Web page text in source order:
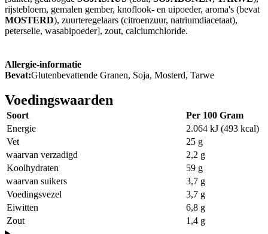
rijstebloem, gemalen gember, knoflook- en uipoeder, aroma's (bevat
MOSTERD), zuurteregelaars (citroenzuur, natriumdiacetaat),
peterselie, wasabipoeder], zout, calciumchloride.
Allergie-informatie
Bevat:Glutenbevattende Granen, Soja, Mosterd, Tarwe
Voedingswaarden
Soort
Per 100 Gram
Energie
2.064 kJ (493 kcal)
Vet
25 g
waarvan verzadigd
2,2 g
Koolhydraten
59 g
waarvan suikers
3,7 g
Voedingsvezel
3,7 g
Eiwitten
6,8 g
Zout
1,4 g